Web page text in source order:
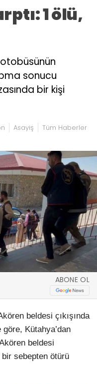
1 ölü,
sonucu
bir kişi
Asayiş Tüm Haberler
ABONE OL
beldesi çıkışında
Kütahya’dan
beldesi
bir sebepten ötürü